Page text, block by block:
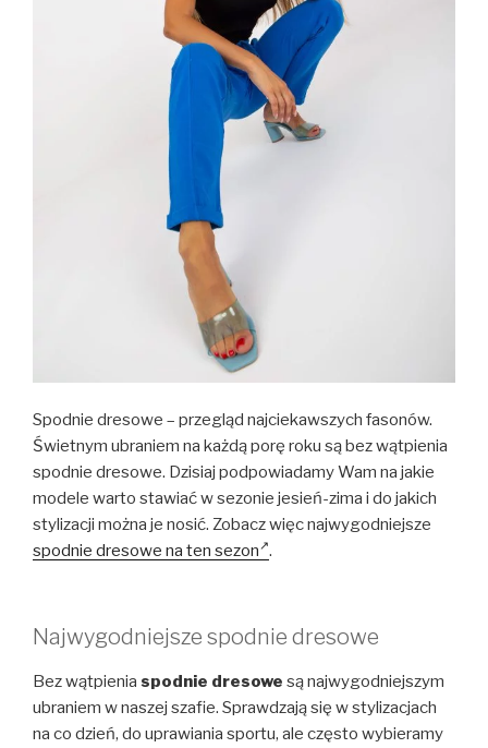
Spodnie dresowe – przegląd najciekawszych fasonów.
Świetnym ubraniem na każdą porę roku są bez wątpienia
spodnie dresowe. Dzisiaj podpowiadamy Wam na jakie
modele warto stawiać w sezonie jesień-zima i do jakich
stylizacji można je nosić. Zobacz więc najwygodniejsze
spodnie dresowe na ten sezon .
Najwygodniejsze spodnie dresowe
Bez wątpienia spodnie dresowe są najwygodniejszym
ubraniem w naszej szafie. Sprawdzają się w stylizacjach
na co dzień, do uprawiania sportu, ale często wybieramy